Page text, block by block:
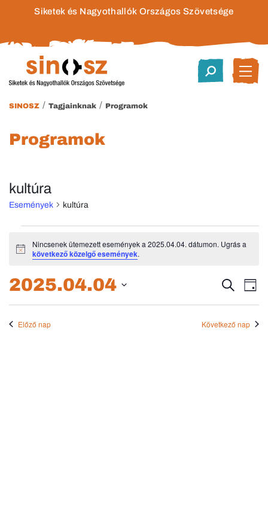
Siketek és Nagyothallók Országos Szövetsége
SINOSZ / Tagjainknak / Programok
Programok
kultúra
Események kultúra
Események
for
2025.04.04.
Notice
Nincsenek ütemezett események a 2025.04.04. dátumon. Ugrás a
következő közelgő események.
és
Keresett
kifejezés
Nap
2025.04.04
Előző nap
Következő nap